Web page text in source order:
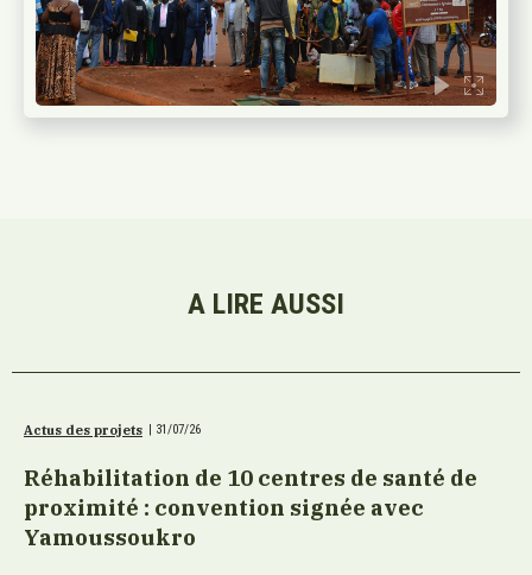
A LIRE AUSSI
Actus des projets | 31/07/26
Réhabilitation de 10 centres de santé de
proximité : convention signée avec
Yamoussoukro